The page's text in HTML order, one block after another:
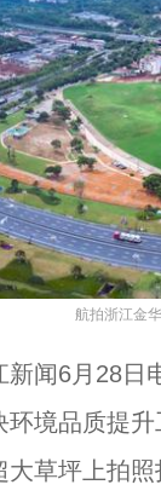
航拍浙江金
6月28日电
环境品质提
草坪上拍照